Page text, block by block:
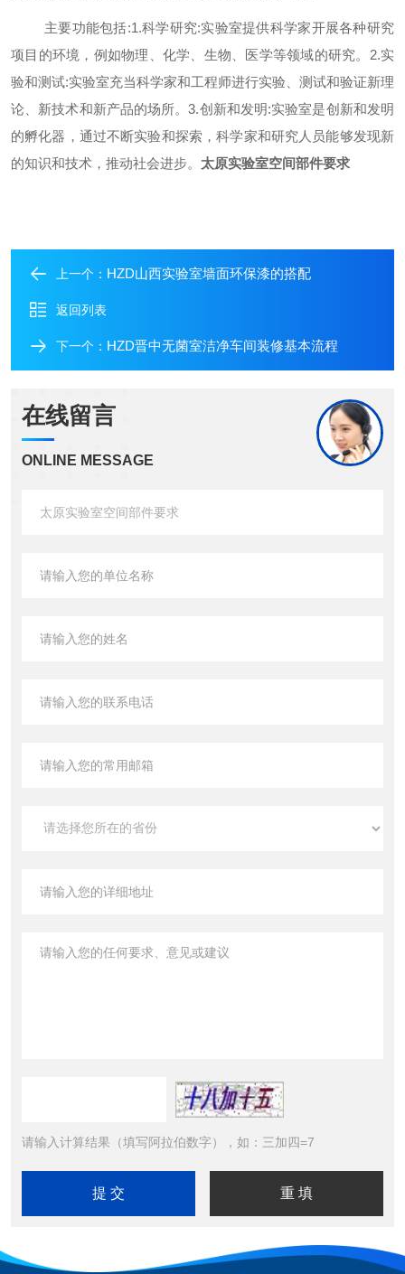
主要功能包括:1.科学研究:实验室提供科学家开展各种研究
项目的环境，例如物理、化学、生物、医学等领域的研究。2.实
验和测试:实验室充当科学家和工程师进行实验、测试和验证新理
论、新技术和新产品的场所。3.创新和发明:实验室是创新和发明
的孵化器，通过不断实验和探索，科学家和研究人员能够发现新
的知识和技术，推动社会进步。 太原实验室空间部件要求
上一个： HZD山西实验室墙面环保漆的搭配
返回列表
下一个： HZD晋中无菌室洁净车间装修基本流程
在线留言
ONLINE MESSAGE
请输入计算结果（填写阿拉伯数字），如：三加四=7